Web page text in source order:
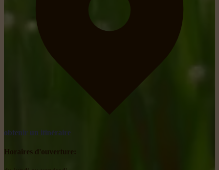
obtenir un itinéraire
Horaires d'ouverture: